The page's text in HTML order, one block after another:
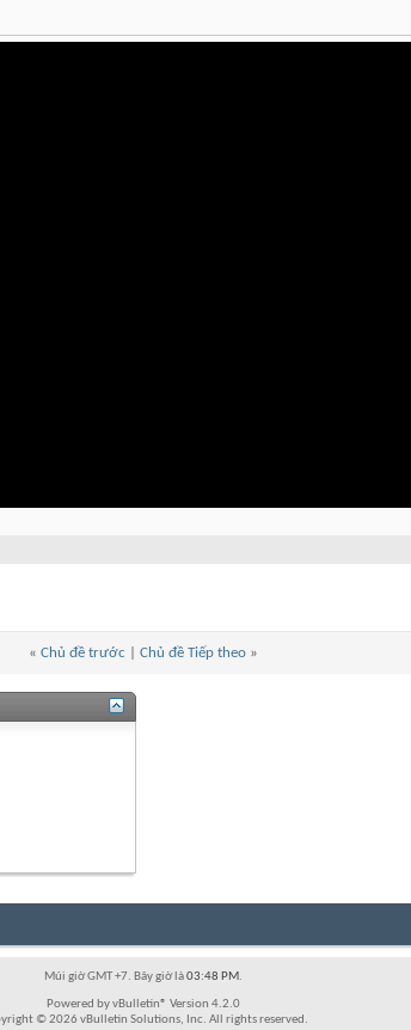
« Chủ đề trước Chủ đề Tiếp theo »
Múi giờ GMT +7. Bây giờ là03:48 PM.
Powered by vBulletin® Version 4.2.0
© 2026 vBulletin Solutions, Inc. All rights reserved.